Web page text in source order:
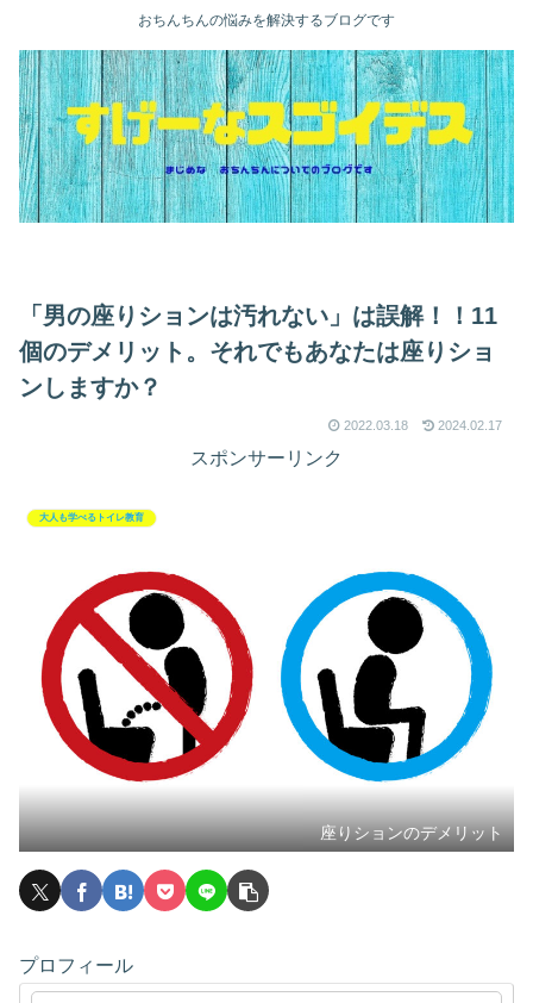
おちんちんの悩みを解決するブログです
「男の座りションは汚れない」は誤解！！11
個のデメリット。それでもあなたは座りショ
ンしますか？
2022.03.18 2024.02.17
スポンサーリンク
大人も学べるトイレ教育
座りションのデメリット
プロフィール